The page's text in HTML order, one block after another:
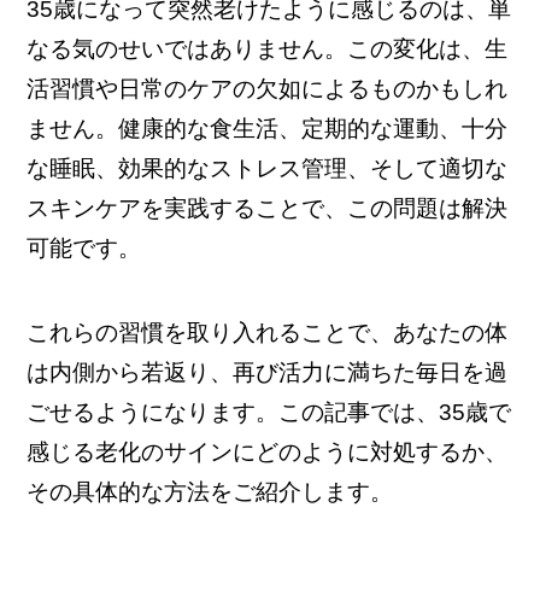
35歳になって突然老けたように感じるのは、単
なる気のせいではありません。この変化は、生
活習慣や日常のケアの欠如によるものかもしれ
ません。健康的な食生活、定期的な運動、十分
な睡眠、効果的なストレス管理、そして適切な
スキンケアを実践することで、この問題は解決
可能です。
これらの習慣を取り入れることで、あなたの体
は内側から若返り、再び活力に満ちた毎日を過
ごせるようになります。この記事では、35歳で
感じる老化のサインにどのように対処するか、
その具体的な方法をご紹介します。